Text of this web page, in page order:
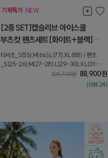
[2종SET]캡슬리브 아이스쿨
부츠컷 팬츠세트[화이트+블랙]
[상의_S] 8월셋째주 순차배송
티셔츠_S(55),M(66),L(77),XL(88) / 팬츠
_S(25-26),M(27-28),L(29-30),XL(31-
104,700원 88,900원
(리뷰:24)